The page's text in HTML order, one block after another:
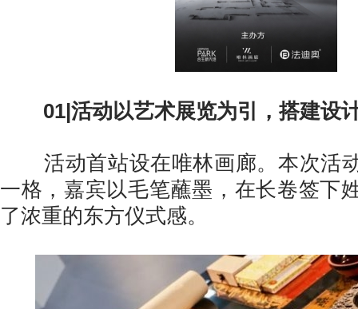
01|活动以艺术展览为引，搭建设
活动首站设在唯林画廊。本次活
一格，嘉宾以毛笔蘸墨，在长卷签下
了浓重的东方仪式感。